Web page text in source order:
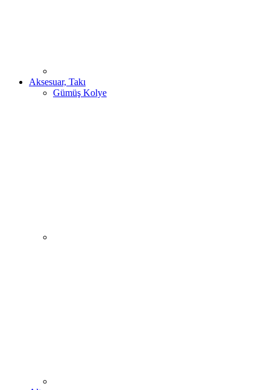
Aksesuar, Takı
Gümüş Kolye